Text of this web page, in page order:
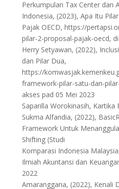
Perkumpulan Tax Center dan
Indonesia, (2023), Apa Itu
Pajak OECD, https://
pilar-2-proposal-pajak-oecd,
Herry Setyawan, (2022),
dan Pilar Dua,
https://
framework-pilar-satu-dan-
akses pad 05 Mei 2023
Saparilla Worokinasih,
Sukma Alfandia, (2022),
Framework Untuk
Shifting (Studi
Komparasi Indonesia
Ilmiah Akuntansi dan
2022
Amaranggana, (2022), Kenali